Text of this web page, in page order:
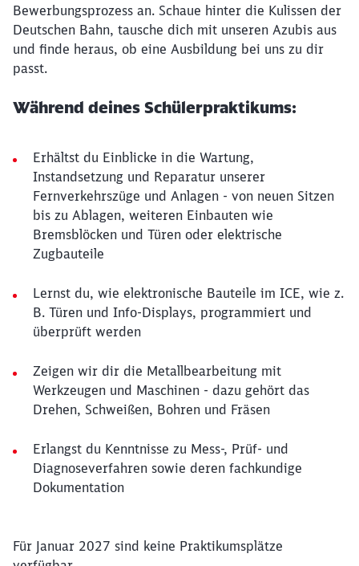
Bewerbungsprozess an. Schaue hinter die Kulissen der
Deutschen Bahn, tausche dich mit unseren Azubis aus
und finde heraus, ob eine Ausbildung bei uns zu dir
passt.
Während deines Schülerpraktikums:
Erhältst du Einblicke in die Wartung,
Instandsetzung und Reparatur unserer
Fernverkehrszüge und Anlagen - von neuen Sitzen
bis zu Ablagen, weiteren Einbauten wie
Bremsblöcken und Türen oder elektrische
Zugbauteile
Lernst du, wie elektronische Bauteile im ICE, wie z.
B. Türen und Info-Displays, programmiert und
überprüft werden
Zeigen wir dir die Metallbearbeitung mit
Werkzeugen und Maschinen - dazu gehört das
Drehen, Schweißen, Bohren und Fräsen
Erlangst du Kenntnisse zu Mess-, Prüf- und
Diagnoseverfahren sowie deren fachkundige
Dokumentation
Für Januar 2027 sind keine Praktikumsplätze